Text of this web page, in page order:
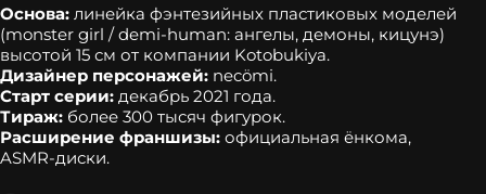
Основа: линейка фэнтезийных пластиковых моделей
(monster girl / demi‑human: ангелы, демоны, кицунэ)
высотой 15 см от компании Kotobukiya.
Дизайнер персонажей: necömi.
Старт серии: декабрь 2021 года.
Тираж: более 300 тысяч фигурок.
Расширение франшизы: официальная ёнкома,
ASMR‑диски.